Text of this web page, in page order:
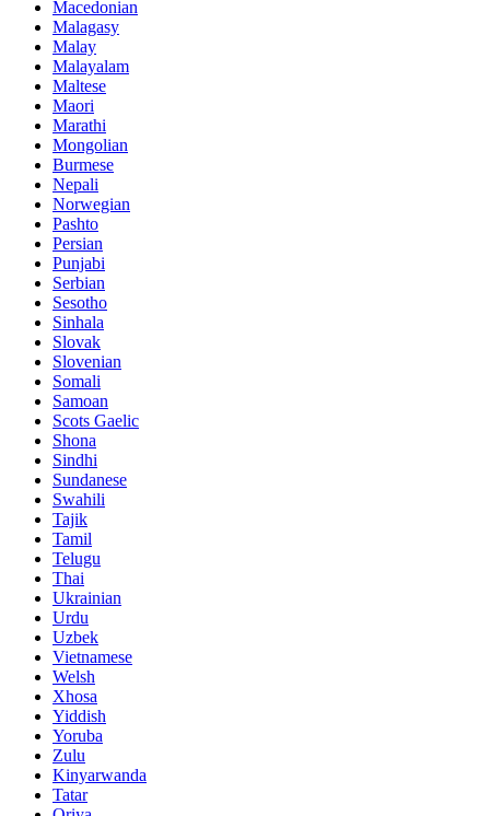
Macedonian
Malagasy
Malay
Malayalam
Maltese
Maori
Marathi
Mongolian
Burmese
Nepali
Norwegian
Pashto
Persian
Punjabi
Serbian
Sesotho
Sinhala
Slovak
Slovenian
Somali
Samoan
Scots Gaelic
Shona
Sindhi
Sundanese
Swahili
Tajik
Tamil
Telugu
Thai
Ukrainian
Urdu
Uzbek
Vietnamese
Welsh
Xhosa
Yiddish
Yoruba
Zulu
Kinyarwanda
Tatar